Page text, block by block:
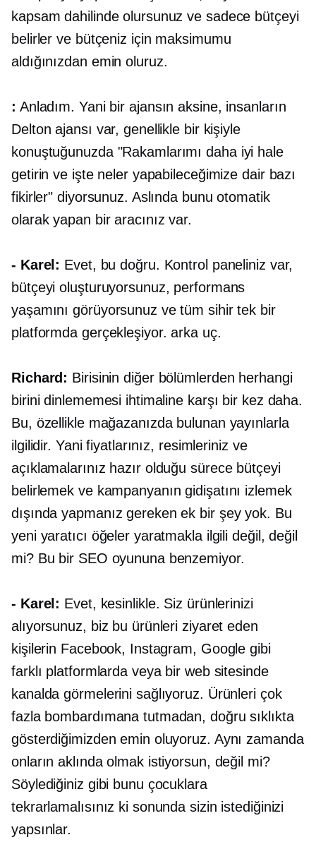
kapsam dahilinde olursunuz ve sadece bütçeyi
belirler ve bütçeniz için maksimumu
aldığınızdan emin oluruz.
: Anladım. Yani bir ajansın aksine, insanların
Delton ajansı var, genellikle bir kişiyle
konuştuğunuzda "Rakamlarımı daha iyi hale
getirin ve işte neler yapabileceğimize dair bazı
fikirler" diyorsunuz. Aslında bunu otomatik
olarak yapan bir aracınız var.
- Karel: Evet, bu doğru. Kontrol paneliniz var,
bütçeyi oluşturuyorsunuz, performans
yaşamını görüyorsunuz ve tüm sihir tek bir
platformda gerçekleşiyor.arka uç.
Richard: Birisinin diğer bölümlerden herhangi
birini dinlememesi ihtimaline karşı bir kez daha.
Bu, özellikle mağazanızda bulunan yayınlarla
ilgilidir. Yani fiyatlarınız, resimleriniz ve
açıklamalarınız hazır olduğu sürece bütçeyi
belirlemek ve kampanyanın gidişatını izlemek
dışında yapmanız gereken ek bir şey yok. Bu
yeni yaratıcı öğeler yaratmakla ilgili değil, değil
mi? Bu bir SEO oyununa benzemiyor.
- Karel: Evet, kesinlikle. Siz ürünlerinizi
alıyorsunuz, biz bu ürünleri ziyaret eden
kişilerin Facebook, Instagram, Google gibi
farklı platformlarda veya bir web sitesinde
kanalda görmelerini sağlıyoruz. Ürünleri çok
fazla bombardımana tutmadan, doğru sıklıkta
gösterdiğimizden emin oluyoruz. Aynı zamanda
onların aklında olmak istiyorsun, değil mi?
Söylediğiniz gibi bunu çocuklara
tekrarlamalısınız ki sonunda sizin istediğinizi
yapsınlar.